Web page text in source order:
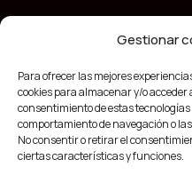
Gestionar
Para ofrecer las mejores
cookies para almacenar y/o
consentimiento de estas
comportamiento de navegación o
No consentir o retirar el
ciertas características y funciones.